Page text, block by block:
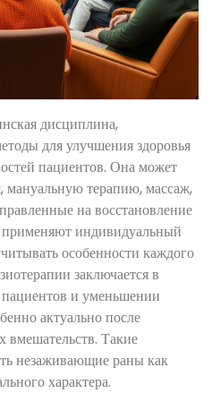
дисциплина,
для улучшения здоровья
пациентов. Она может
мануальную терапию, массаж,
на восстановление
индивидуальный
особенности каждого
заключается в
и уменьшении
актуально после
вмешательств. Такие
незаживающие раны как
характера.